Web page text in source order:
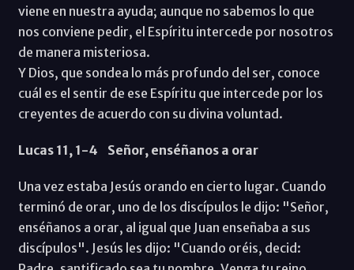
viene en nuestra ayuda; aunque no sabemos lo que
nos conviene pedir, el Espíritu intercede por nosotros
de manera misteriosa.
Y Dios, que sondea lo más profundo del ser, conoce
cuál es el sentir de ese Espíritu que intercede por los
creyentes de acuerdo con su divina voluntad.
Lucas 11, 1-4 Señor, enséñanos a orar
Una vez estaba Jesús orando en cierto lugar. Cuando
terminó de orar, uno de los discípulos le dijo: "Señor,
enséñanos a orar, al igual que Juan enseñaba a sus
discípulos". Jesús les dijo: "Cuando oréis, decid: